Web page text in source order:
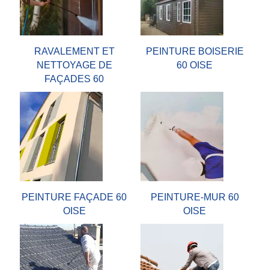
RAVALEMENT ET
NETTOYAGE DE
FAÇADES 60
PEINTURE BOISERIE
60 OISE
PEINTURE FAÇADE 60
OISE
PEINTURE-MUR 60
OISE